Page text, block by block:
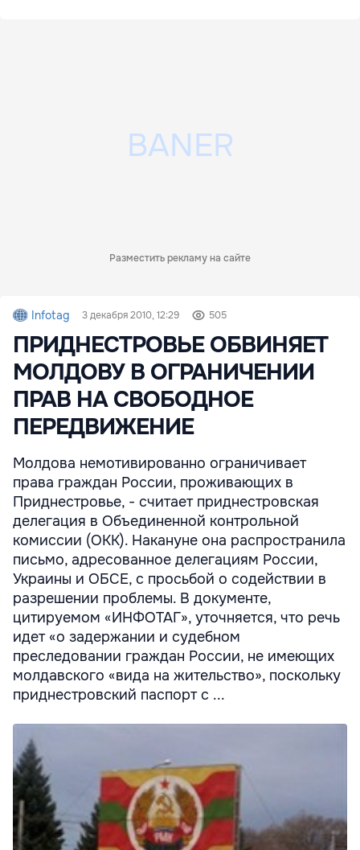
Разместить рекламу на сайте
Infotag 3 декабря 2010, 12:29 505
ПРИДНЕСТРОВЬЕ ОБВИНЯЕТ
МОЛДОВУ В ОГРАНИЧЕНИИ
ПРАВ НА СВОБОДНОЕ
ПЕРЕДВИЖЕНИЕ
Молдова немотивированно ограничивает
права граждан России, проживающих в
Приднестровье, - считает приднестровская
делегация в Объединенной контрольной
комиссии (ОКК). Накануне она распространила
письмо, адресованное делегациям России,
Украины и ОБСЕ, с просьбой о содействии в
разрешении проблемы. В документе,
цитируемом «ИНФОТАГ», уточняется, что речь
идет «о задержании и судебном
преследовании граждан России, не имеющих
молдавского «вида на жительство», поскольку
приднестровский паспорт с ...